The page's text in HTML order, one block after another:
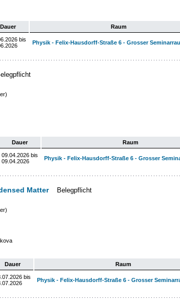
Dauer Raum
bis
Physik - Felix-Hausdorff-Straße 6 - Grosser
Dauer Raum
09.04.2026 bis
09.04.2026
Physik - Felix-Hausdorff-Straße 6 - Grosser
Matter Belegpflicht
Dauer Raum
bis
Physik - Felix-Hausdorff-Straße 6 - Grosser